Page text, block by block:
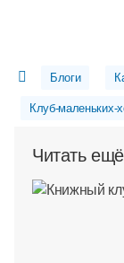
Блоги
Клуб-маленьких-
Читать ещё